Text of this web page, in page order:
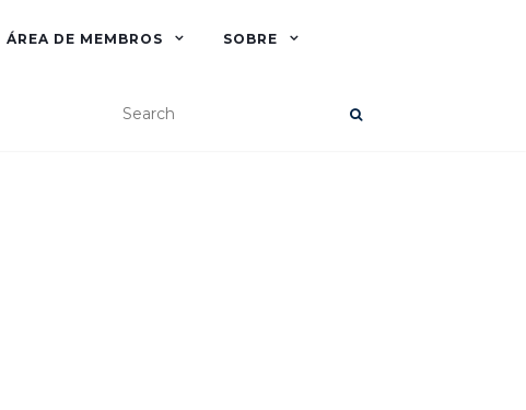
ÁREA DE MEMBROS SOBRE